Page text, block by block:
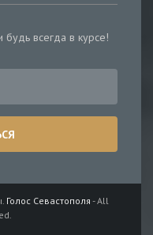
всегда в курсе!
Голос Севастополя - All